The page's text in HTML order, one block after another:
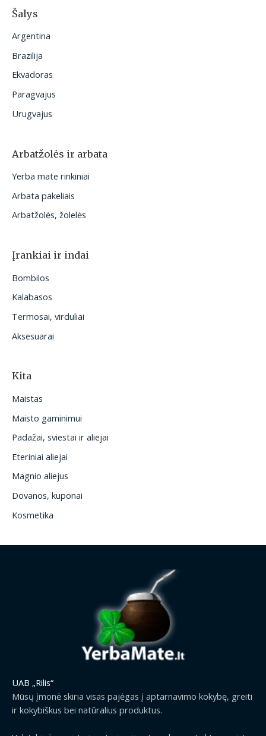
Šalys
Argentina
Brazilija
Ekvadoras
Paragvajus
Urugvajus
Arbatžolės ir arbata
Yerba mate rinkiniai
Arbata pakeliais
Arbatžolės, žolelės
Įrankiai ir indai
Bombilos
Kalabasos
Termosai, virduliai
Aksesuarai
Kita
Maistas
Maisto gaminimui
Padažai, sviestai ir aliejai
Eteriniai aliejai
Magnio aliejus
Dovanos, kuponai
Kosmetika
UAB „Rilis“
Mūsų įmonė skiria visas pajėgas į aptarnavimo kokybę, greiti
ir kokybiškus bei natūralius produktus.